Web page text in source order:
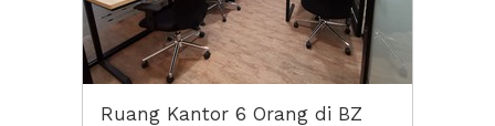
Ruang Kantor 6 Orang di BZ